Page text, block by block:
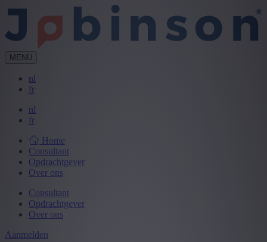
MENU
nl
fr
nl
fr
Home
Consultant
Opdrachtgever
Over ons
Consultant
Opdrachtgever
Over ons
Aanmelden